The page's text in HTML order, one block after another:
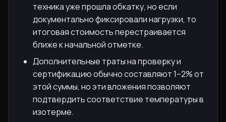
техника уже прошла обкатку, но если
документально фиксировали нагрузки, то
итоговая стоимость перестраивается
ближе к начальной отметке.
Дополнительные траты на проверку и
сертификацию обычно составляют 1–2% от
этой суммы, но эти вложения позволяют
подтвердить соответствие температуры в
изотерме.